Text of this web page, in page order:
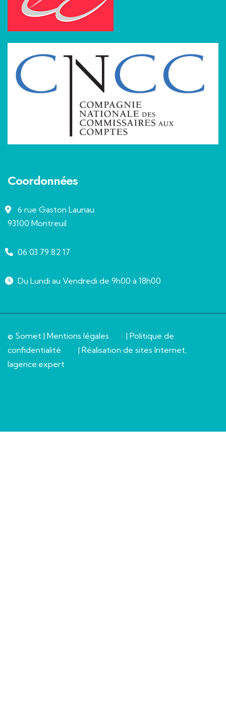
Coordonnées
6 rue Gaston Lauriau
93100 Montreuil
06 03 79 82 17
Du Lundi au Vendredi de 9h00 à 18h00
© Somet | Mentions légales | Politique de
confidentialité
| Réalisation de sites Internet,
lagence.expert